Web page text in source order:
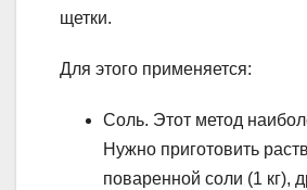
щетки.
Для этого применяется:
Соль. Этот метод
Нужно приготовить
поваренной соли (1 кг),